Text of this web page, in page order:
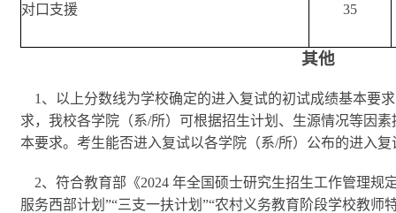
对口支援 35
其他
1 、以上分数线为学校确定的进入复试的初试成绩基本要
求，我校各学院（系/所）可根据招生计划、生源情况等因
本要求。考生能否进入复试以各学院（系/所）公布的进入
2、符合教育部《2024 年全国硕士研究生招生工作管理规
服务西部计划”“三支一扶计划”“农村义务教育阶段学校教师